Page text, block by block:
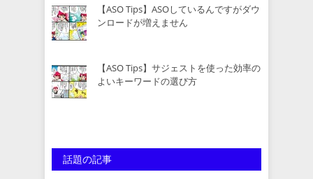
【ASO Tips】ASOしているんですがダウ
ンロードが増えません
【ASO Tips】サジェストを使った効率の
よいキーワードの選び方
話題の記事